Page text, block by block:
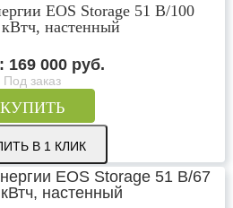
EOS Storage 51 В/100
настенный
169 000 руб.
Под заказ
КУПИТЬ
В 1 КЛИК